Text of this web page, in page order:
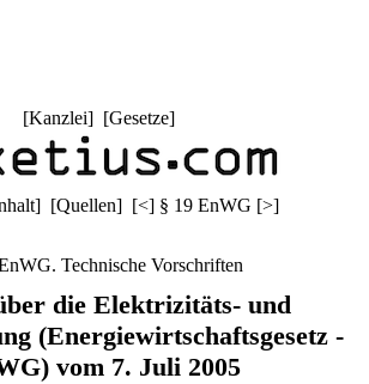
[Kanzlei] [Gesetze]
] [Quellen] [<] § 19 EnWG [>]
Technische Vorschriften
die Elektrizitäts- und
(Energiewirtschaftsgesetz -
vom 7. Juli 2005